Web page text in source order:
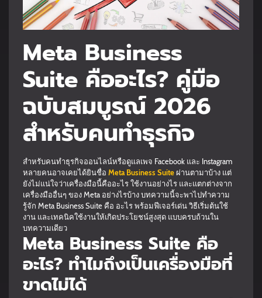
Meta Business
Suite คืออะไร? คู่มือ
ฉบับสมบูรณ์ 2026
สำหรับคนทำธุรกิจ
สำหรับคนทำธุรกิจออนไลน์หรือดูแลเพจ Facebook และ Instagram
หลายคนอาจเคยได้ยินชื่อ Meta Business Suiteผ่านตามาบ้าง แต่
ยังไม่แน่ใจว่าเครื่องมือนี้คืออะไร ใช้งานอย่างไร และแตกต่างจาก
เครื่องมืออื่นๆ ของ Meta อย่างไรบ้าง บทความนี้จะพาไปทำความ
รู้จัก Meta Business Suite คือ อะไร พร้อมฟีเจอร์เด่น วิธีเริ่มต้นใช้
งาน และเทคนิคใช้งานให้เกิดประโยชน์สูงสุด แบบครบถ้วนใน
บทความเดียว
Meta Business Suite คือ
อะไร? ทำไมถึงเป็นเครื่องมือที่
ขาดไม่ได้